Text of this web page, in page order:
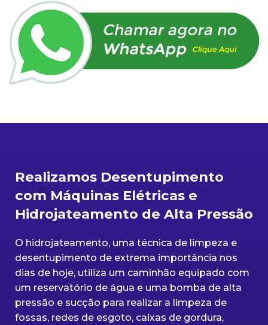
Realizamos Desentupimento
com Máquinas Elétricas e
Hidrojateamento de Alta Pressão
O hidrojateamento, uma técnica de limpeza e
desentupimento de extrema importância nos
dias de hoje, utiliza um caminhão equipado com
um reservatório de água e uma bomba de alta
pressão e sucção para realizar a limpeza de
fossas, redes de esgoto, caixas de gordura,